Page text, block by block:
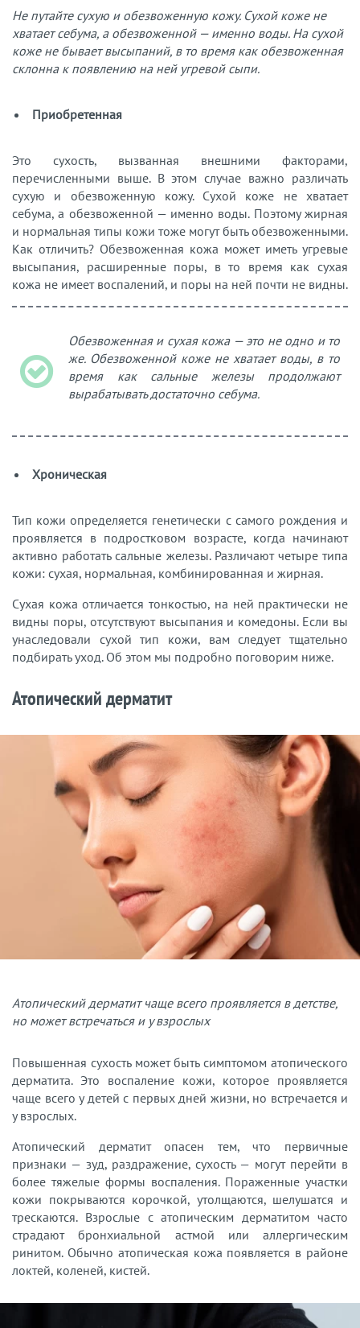
Не путайте сухую и обезвоженную кожу. Сухой коже не
хватает себума, а обезвоженной — именно воды. На сухой
коже не бывает высыпаний, в то время как обезвоженная
склонна к появлению на ней угревой сыпи.
Приобретенная
Это сухость, вызванная внешними факторами,
перечисленными выше. В этом случае важно различать
сухую и обезвоженную кожу. Сухой коже не хватает
себума, а обезвоженной — именно воды. Поэтому жирная
и нормальная типы кожи тоже могут быть обезвоженными.
Как отличить? Обезвоженная кожа может иметь угревые
высыпания, расширенные поры, в то время как сухая
кожа не имеет воспалений, и поры на ней почти не видны.
Обезвоженная и сухая кожа — это не одно и то
же. Обезвоженной коже не хватает воды, в то
время как сальные железы продолжают
вырабатывать достаточно себума.
Хроническая
Тип кожи определяется генетически с самого рождения и
проявляется в подростковом возрасте, когда начинают
активно работать сальные железы. Различают четыре типа
кожи: сухая, нормальная, комбинированная и жирная.
Сухая кожа отличается тонкостью, на ней практически не
видны поры, отсутствуют высыпания и комедоны. Если вы
унаследовали сухой тип кожи, вам следует тщательно
подбирать уход. Об этом мы подробно поговорим ниже.
Атопический дерматит
Атопический дерматит чаще всего проявляется в детстве,
но может встречаться и у взрослых
Повышенная сухость может быть симптомом атопического
дерматита. Это воспаление кожи, которое проявляется
чаще всего у детей с первых дней жизни, но встречается и
у взрослых.
Атопический дерматит опасен тем, что первичные
признаки — зуд, раздражение, сухость — могут перейти в
более тяжелые формы воспаления. Пораженные участки
кожи покрываются корочкой, утолщаются, шелушатся и
трескаются. Взрослые с атопическим дерматитом часто
страдают бронхиальной астмой или аллергическим
ринитом. Обычно атопическая кожа появляется в районе
локтей, коленей, кистей.